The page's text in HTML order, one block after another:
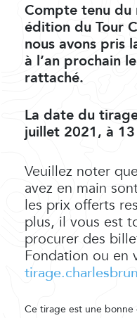
Compte tenu
édition du Tour
nous avons pris
à l’an prochain
rattaché.
La date du
juillet 2021, à
Veuillez noter
avez en main
les prix offerts
plus, il vous est
procurer des
Fondation ou en
Ce tirage est une bonne